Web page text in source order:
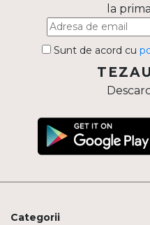
la
Sunt de acord cu
Categorii